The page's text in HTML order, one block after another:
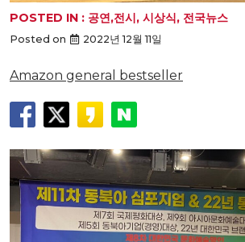
POSTED IN : 공연,전시, 시상식, 전국뉴스
Posted on 2022년 12월 11일
Amazon general bestseller